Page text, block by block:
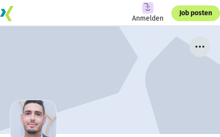
Anmelden
Job posten